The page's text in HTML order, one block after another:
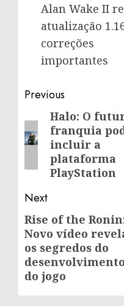
Alan Wake II
atualização
correções
importantes
Post
navigation
Previous
Previous
post:
Halo: O
franquia
incluir a
plataforma
PlayStation
Next
Next
post:
Rise of the
Novo vídeo
os segredos do
desenvolvimento
do jogo